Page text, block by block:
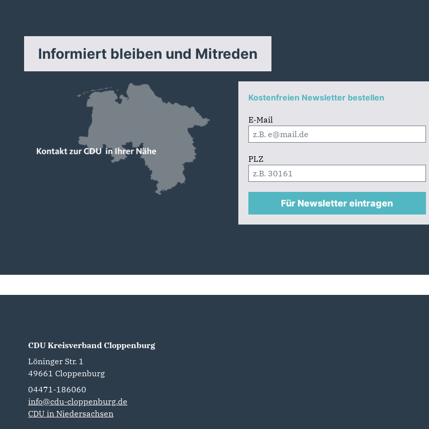
Informiert bleiben und Mitreden
Kostenfreien Newsletter bestellen
E-Mail
PLZ
Für Newsletter eintragen
CDU Kreisverband Cloppenburg
Löninger Str. 1
49661 Cloppenburg
04471-186060
info@cdu-cloppenburg.de
CDU in Niedersachsen